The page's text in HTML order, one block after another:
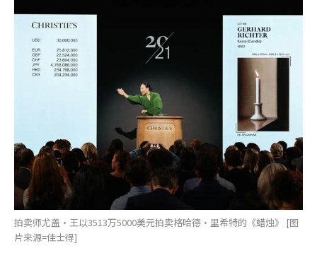
拍卖师尤盖·王以3513万5000美元拍卖格哈德·里希特的《蜡烛》 [图
片来源=佳士得]